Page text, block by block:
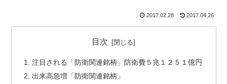
2017.02.28 2017.04.26
目次
注目される「防衛関連銘柄」防衛費５兆１２５１億円
出来高急増「防衛関連銘柄」